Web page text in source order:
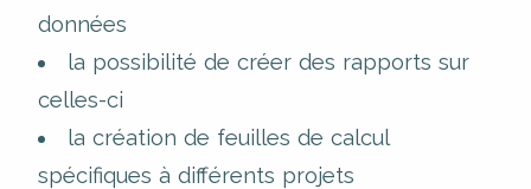
données
la possibilité de créer des rapports sur
celles-ci
la création de feuilles de calcul
spécifiques à différents projets